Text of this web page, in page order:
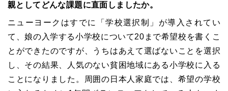
親としてどんな課題に直面しましたか。
ニューヨークはすでに「学校選択制」が導入されてい
て、娘の入学する小学校について20まで希望校を書くこ
とができたのですが、うちはあえて選ばないことを選択
し、その結果、人気のない貧困地域にある小学校に入る
ことになりました。周囲の日本人家庭では、希望の学校